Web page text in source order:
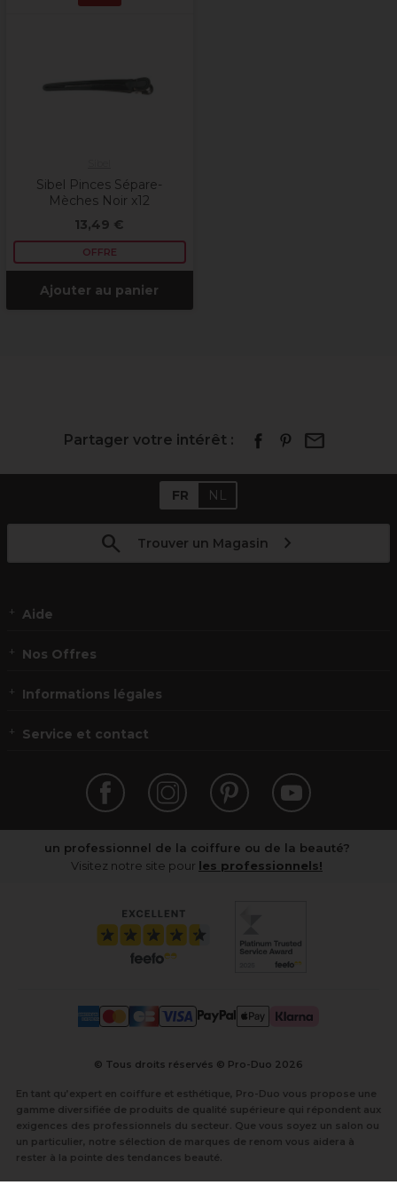
Sibel Pinces Sépare-
Mèches Noir x12
13,49 €
OFFRE
Ajouter au panier
Partager votre intérêt :
FR NL
Trouver un Magasin
Aide
Nos Offres
Informations légales
Service et contact
un professionnel de la coiffure ou de la beauté?
Visitez notre site pour les professionnels!
© Tous droits réservés © Pro-Duo 2026
En tant qu’expert en coiffure et esthétique, Pro-Duo vous propose une
gamme diversifiée de produits de qualité supérieure qui répondent aux
exigences des professionnels du secteur. Que vous soyez un salon ou
un particulier, notre sélection de marques de renom vous aidera à
rester à la pointe des tendances beauté.